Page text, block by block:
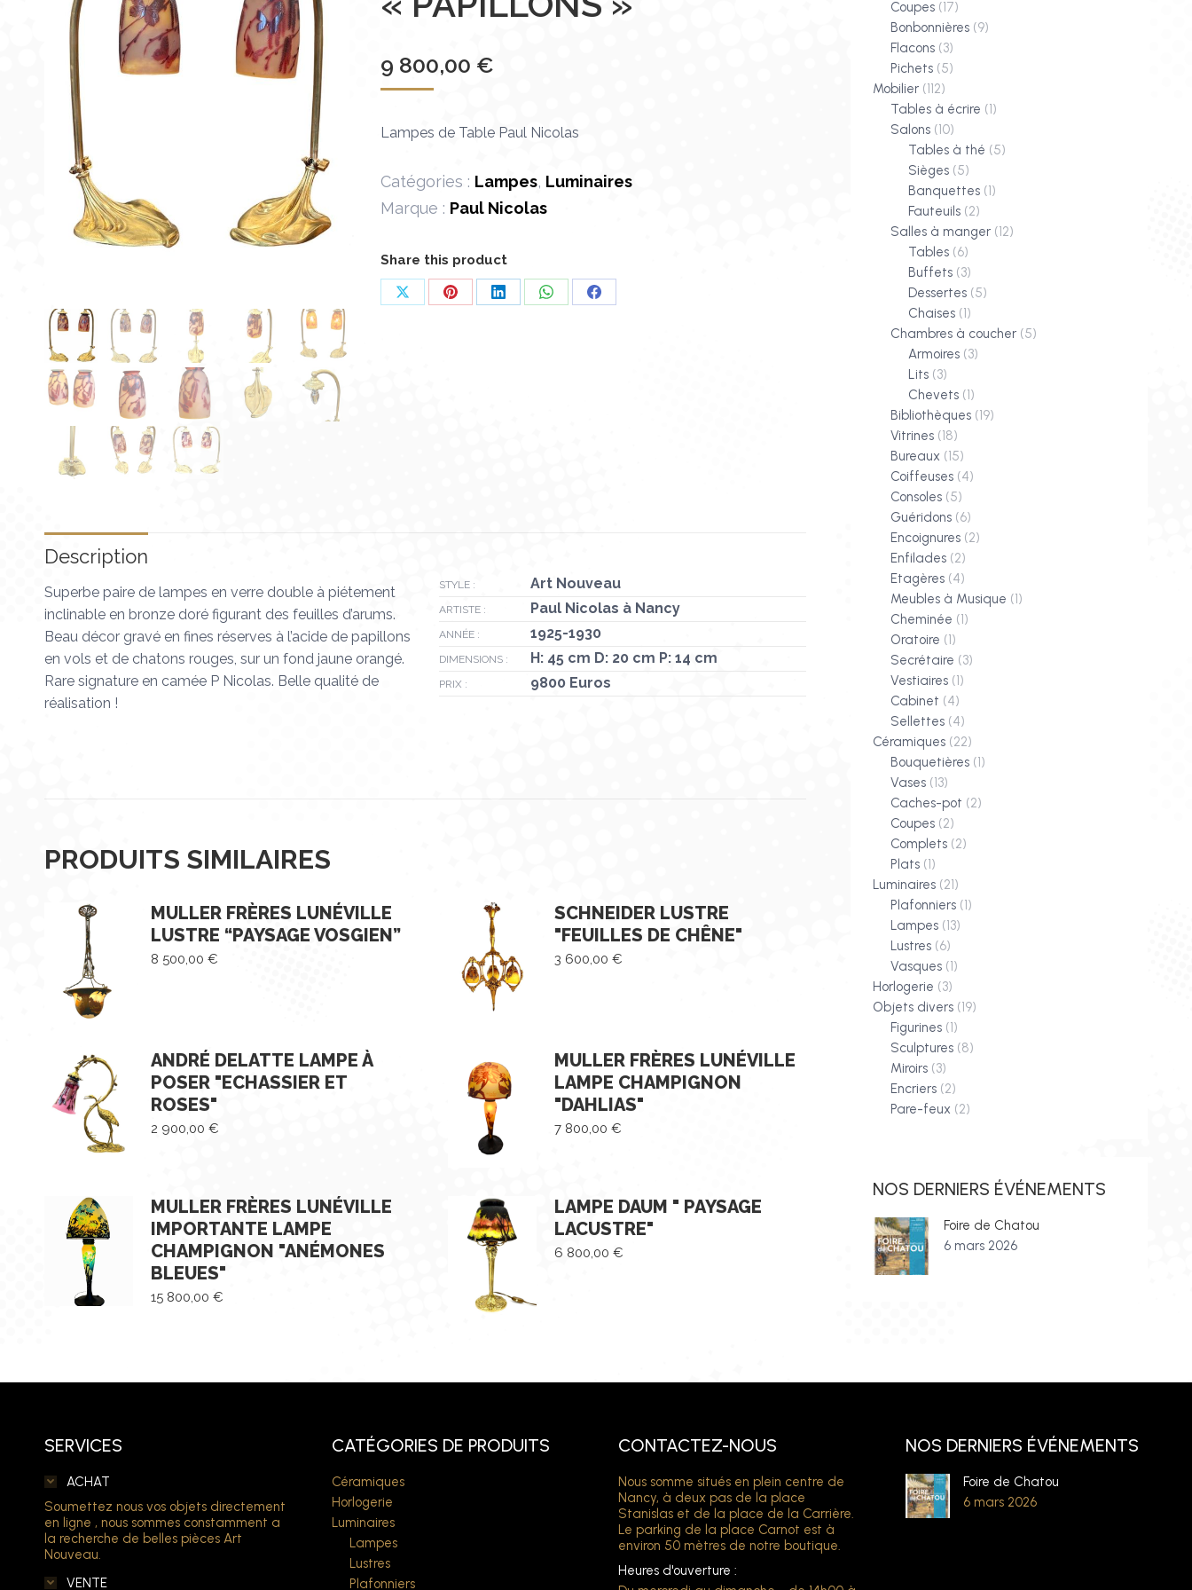
9 800,00 €
Lampes de Table Paul Nicolas
Catégories : Lampes, Luminaires
Marque : Paul Nicolas
Share this product
PartagerPartagerPartagerPartagerPartager
Description
Superbe paire de lampes en verre double à piétement
inclinable en bronze doré figurant des feuilles d’arums.
Beau décor gravé en fines réserves à l’acide de papillons
en vols et de chatons rouges, sur un fond jaune orangé.
Rare signature en camée P Nicolas. Belle qualité de
réalisation !
STYLE : Art Nouveau
ARTISTE : Paul Nicolas à Nancy
ANNÉE : 1925-1930
DIMENSIONS : H: 45 cm D: 20 cm P: 14 cm
PRIX : 9800 Euros
PRODUITS SIMILAIRES
MULLER FRÈRES LUNÉVILLE
LUSTRE “PAYSAGE VOSGIEN”
8 500,00 €
SCHNEIDER LUSTRE
"FEUILLES DE CHÊNE"
3 600,00 €
ANDRÉ DELATTE LAMPE À
POSER "ECHASSIER ET
ROSES"
2 900,00 €
MULLER FRÈRES LUNÉVILLE
LAMPE CHAMPIGNON
"DAHLIAS"
7 800,00 €
MULLER FRÈRES LUNÉVILLE
IMPORTANTE LAMPE
CHAMPIGNON "ANÉMONES
BLEUES"
15 800,00 €
LAMPE DAUM " PAYSAGE
LACUSTRE"
6 800,00 €
Coupes (17)
Bonbonnières (9)
Flacons (3)
Pichets (5)
Mobilier (112)
Tables à écrire (1)
Salons (10)
Tables à thé (5)
Sièges (5)
Banquettes (1)
Fauteuils (2)
Salles à manger (12)
Tables (6)
Buffets (3)
Dessertes (5)
Chaises (1)
Chambres à coucher (5)
Armoires (3)
Lits (3)
Chevets (1)
Bibliothèques (19)
Vitrines (18)
Bureaux (15)
Coiffeuses (4)
Consoles (5)
Guéridons (6)
Encoignures (2)
Enfilades (2)
Etagères (4)
Meubles à Musique (1)
Cheminée (1)
Oratoire (1)
Secrétaire (3)
Vestiaires (1)
Cabinet (4)
Sellettes (4)
Céramiques (22)
Bouquetières (1)
Vases (13)
Caches-pot (2)
Coupes (2)
Complets (2)
Plats (1)
Luminaires (21)
Plafonniers (1)
Lampes (13)
Lustres (6)
Vasques (1)
Horlogerie (3)
Objets divers (19)
Figurines (1)
Sculptures (8)
Miroirs (3)
Encriers (2)
Pare-feux (2)
NOS DERNIERS ÉVÉNEMENTS
Foire de Chatou
6 mars 2026
SERVICES
ACHAT
Soumettez nous vos objets directement
en ligne , nous sommes constamment a
la recherche de belles pièces Art
Nouveau.
VENTE
CATÉGORIES DE PRODUITS
Céramiques
Horlogerie
Luminaires
Lampes
Lustres
Plafonniers
CONTACTEZ-NOUS
Nous somme situés en plein centre de
Nancy, à deux pas de la place
Stanislas et de la place de la Carrière.
Le parking de la place Carnot est à
environ 50 mètres de notre boutique.
Heures d'ouverture :
NOS DERNIERS ÉVÉNEMENTS
Foire de Chatou
6 mars 2026